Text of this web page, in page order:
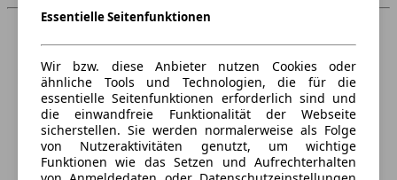
Essentielle Seitenfunktionen
Wir bzw. diese Anbieter nutzen Cookies oder
ähnliche Tools und Technologien, die für die
essentielle Seitenfunktionen erforderlich sind und
die einwandfreie Funktionalität der Webseite
sicherstellen. Sie werden normalerweise als Folge
von Nutzeraktivitäten genutzt, um wichtige
Funktionen wie das Setzen und Aufrechterhalten